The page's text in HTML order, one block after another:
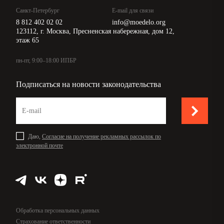
Санкт-Петербург
8 812 402 02 02
E-mail для связи
info@moedelo.org
123112, г. Москва, Пресненская набережная, дом 12,
этаж 65
пн-пт, 9:00–18:00 ИПБР
Подписаться на новости законодательства
Даю, Согласие на получение рекламных рассылок по
электронной почте
Обработка персональных данных
Страхование ответственности